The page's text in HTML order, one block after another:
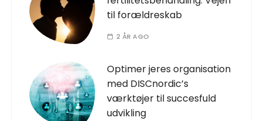
til forældreskab
2 ÅR AGO
Optimer jeres organisation
med DISCnordic’s
værktøjer til succesfuld
udvikling